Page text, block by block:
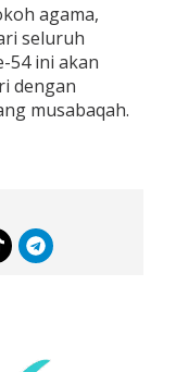
agama,
seluruh
54 ini akan
dengan
musabaqah.